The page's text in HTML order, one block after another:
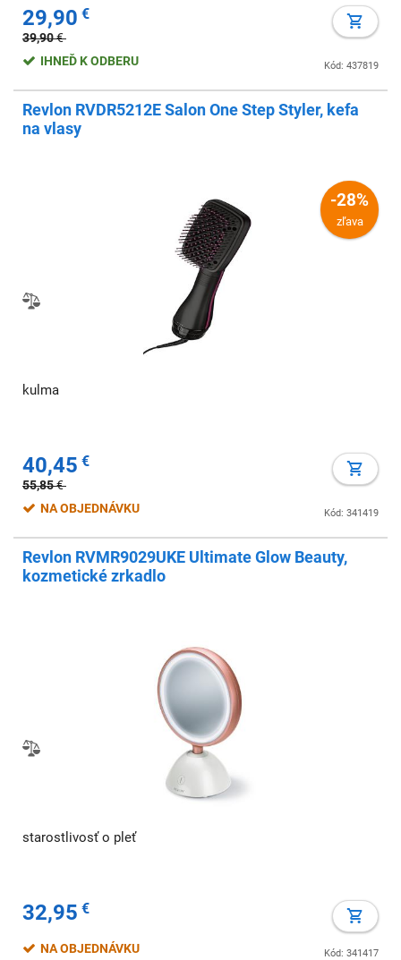
29,90 €
39,90€
Kód: 437819
IHNEĎ K ODBERU
Revlon RVDR5212E Salon One Step Styler, kefa
na vlasy
-28%
zľava
kulma
40,45 €
55,85€
Kód: 341419
NA OBJEDNÁVKU
Revlon RVMR9029UKE Ultimate Glow Beauty,
kozmetické zrkadlo
starostlivosť o pleť
32,95 €
Kód: 341417
NA OBJEDNÁVKU